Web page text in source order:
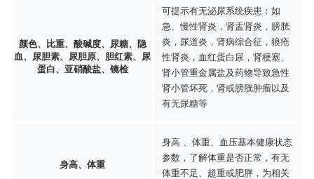
颜色、比重、酸碱度、尿糖、隐
血、尿胆素、尿胆原、胆红素、尿
蛋白、亚硝酸盐、镜检
可提示有无泌尿系统疾患：如
急、慢性肾炎，肾盂肾炎，膀胱
炎，尿道炎，肾病综合征，狼疮
性肾炎，血红蛋白尿，肾梗塞、
肾小管重金属盐及药物导致急性
肾小管坏死，肾或膀胱肿瘤以及
有无尿糖等
身高、体重
身高 、体重、血压基本健康状态
参数，了解体重是否正常，有无
体重不足、超重或肥胖，为相关